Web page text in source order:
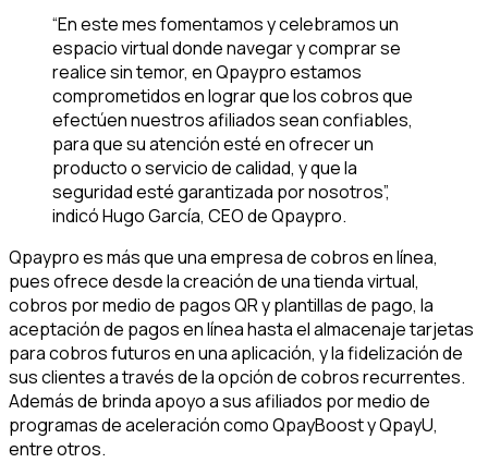
“En este mes fomentamos y celebramos un
espacio virtual donde navegar y comprar se
realice sin temor, en Qpaypro estamos
comprometidos en lograr que los cobros que
efectúen nuestros afiliados sean confiables,
para que su atención esté en ofrecer un
producto o servicio de calidad, y que la
seguridad esté garantizada por nosotros”,
indicó Hugo García, CEO de Qpaypro.
Qpaypro es más que una empresa de cobros en línea,
pues ofrece desde la creación de una tienda virtual,
cobros por medio de pagos QR y plantillas de pago, la
aceptación de pagos en línea hasta el almacenaje tarjetas
para cobros futuros en una aplicación, y la fidelización de
sus clientes a través de la opción de cobros recurrentes.
Además de brinda apoyo a sus afiliados por medio de
programas de aceleración como QpayBoost y QpayU,
entre otros.